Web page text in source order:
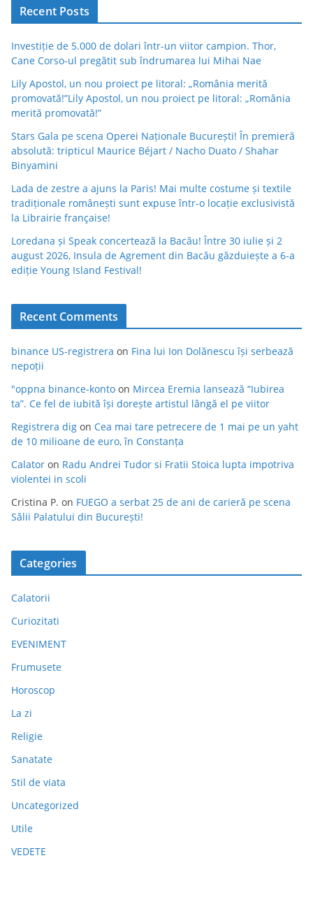
Recent Posts
Investiție de 5.000 de dolari într-un viitor campion. Thor,
Cane Corso-ul pregătit sub îndrumarea lui Mihai Nae
Lily Apostol, un nou proiect pe litoral: „România merită
promovată!”Lily Apostol, un nou proiect pe litoral: „România
merită promovată!”
Stars Gala pe scena Operei Naționale București! În premieră
absolută: tripticul Maurice Béjart / Nacho Duato / Shahar
Binyamini
Lada de zestre a ajuns la Paris! Mai multe costume și textile
tradiționale românești sunt expuse într-o locație exclusivistă
la Librairie française!
Loredana și Speak concertează la Bacău! Între 30 iulie și 2
august 2026, Insula de Agrement din Bacău găzduiește a 6-a
ediție Young Island Festival!
Recent Comments
binance US-registrera on Fina lui Ion Dolănescu își serbează
nepoții
"oppna binance-konto on Mircea Eremia lansează “Iubirea
ta”. Ce fel de iubită își dorește artistul lângă el pe viitor
Registrera dig on Cea mai tare petrecere de 1 mai pe un yaht
de 10 milioane de euro, în Constanța
Calator on Radu Andrei Tudor si Fratii Stoica lupta impotriva
violentei in scoli
Cristina P. on FUEGO a serbat 25 de ani de carieră pe scena
Sălii Palatului din București!
Categories
Calatorii
Curiozitati
EVENIMENT
Frumusete
Horoscop
La zi
Religie
Sanatate
Stil de viata
Uncategorized
Utile
VEDETE